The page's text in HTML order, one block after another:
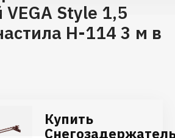
VEGA Style 1,5
Н-114 3 м в
Купить